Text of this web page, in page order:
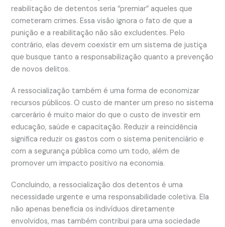
reabilitação de detentos seria “premiar” aqueles que
cometeram crimes. Essa visão ignora o fato de que a
punição e a reabilitação não são excludentes. Pelo
contrário, elas devem coexistir em um sistema de justiça
que busque tanto a responsabilização quanto a prevenção
de novos delitos.
A ressocialização também é uma forma de economizar
recursos públicos. O custo de manter um preso no sistema
carcerário é muito maior do que o custo de investir em
educação, saúde e capacitação. Reduzir a reincidência
significa reduzir os gastos com o sistema penitenciário e
com a segurança pública como um todo, além de
promover um impacto positivo na economia.
Concluindo, a ressocialização dos detentos é uma
necessidade urgente e uma responsabilidade coletiva. Ela
não apenas beneficia os indivíduos diretamente
envolvidos, mas também contribui para uma sociedade